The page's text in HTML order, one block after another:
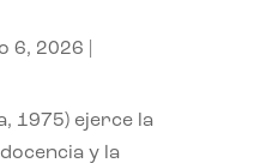
6, 2026
1975) ejerce la
y la